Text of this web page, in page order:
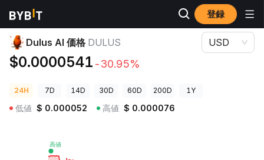
登録
暗号資産価格
Dulus AI 価格 DULUS
$0.0000541 -30.95%
USD
24H 7D 14D 30D 60D 200D 1Y
低値 $ 0.000052 高値 $ 0.000076